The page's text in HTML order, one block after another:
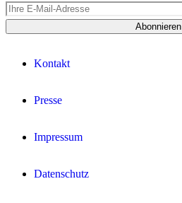
Abonnieren
Kontakt
Presse
Impressum
Datenschutz­